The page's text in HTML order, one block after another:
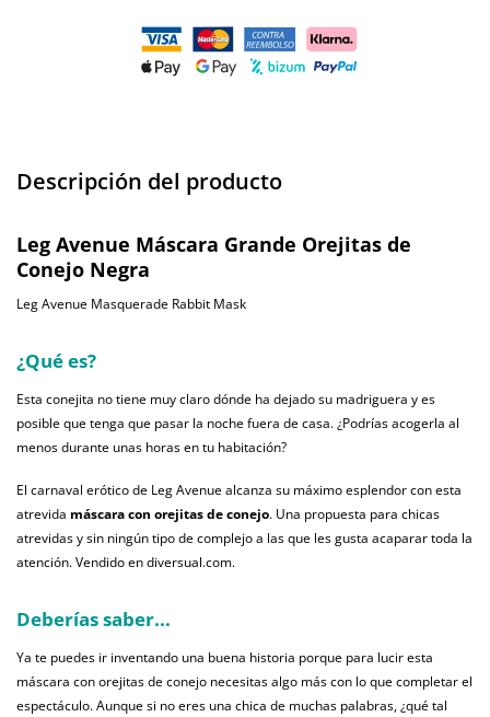
Descripción del producto
Leg Avenue Máscara Grande Orejitas de
Conejo Negra
Leg Avenue Masquerade Rabbit Mask
¿Qué es?
Esta conejita no tiene muy claro dónde ha dejado su madriguera y es
posible que tenga que pasar la noche fuera de casa. ¿Podrías acogerla al
menos durante unas horas en tu habitación?
El carnaval erótico de Leg Avenue alcanza su máximo esplendor con esta
atrevida máscara con orejitas de conejo. Una propuesta para chicas
atrevidas y sin ningún tipo de complejo a las que les gusta acaparar toda la
atención. Vendido en diversual.com.
Deberías saber...
Ya te puedes ir inventando una buena historia porque para lucir esta
máscara con orejitas de conejo necesitas algo más con lo que completar el
espectáculo. Aunque si no eres una chica de muchas palabras, ¿qué tal